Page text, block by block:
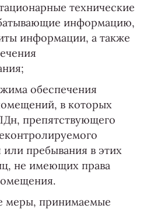
технические
информацию,
информации, а также
обеспечения
в которых
препятствующего
пребывания в этих
не имеющих права
меры, принимаемые